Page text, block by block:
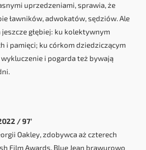
uprzedzeniami, sprawia, że
ławników, adwokatów, sędziów. Ale
głębiej: ku kolektywnym
i pamięci; ku córkom dziedziczącym
i pogarda też bywają
/ 97’
Oakley, zdobywca aż czterech
Film Awards. Blue Jean brawurowo